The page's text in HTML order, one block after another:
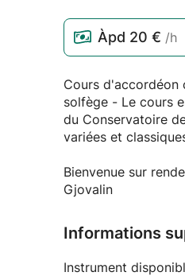
Àpd 20 € /h
Cours d'accordéon
solfège - Le cours
du Conservatoire
variées et
Bienvenue sur
Gjovalin
Informations
Instrument